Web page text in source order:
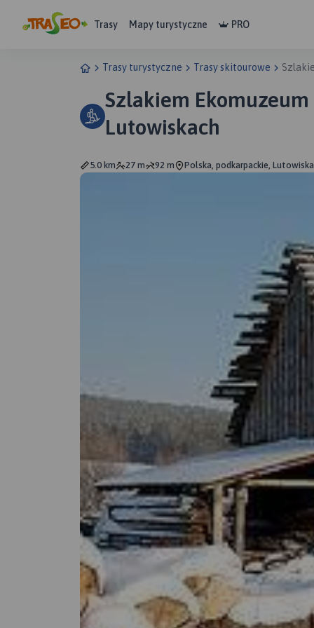
Trasy Mapy turystyczne PRO
Trasy turystyczne Trasy skitourowe
Szlakiem
Lutowiskach
5.0 km 27 m 92 m Polska, podkarpackie, Lutowiska